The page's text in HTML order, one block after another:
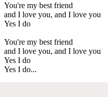
You're my best friend
and I love you, and I love you
Yes I do
You're my best friend
and I love you, and I love you
Yes I do
Yes I do...